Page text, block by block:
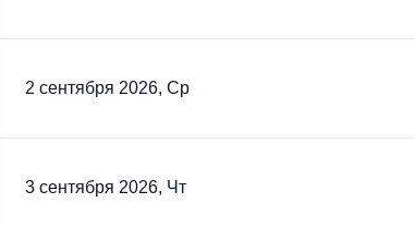
2 сентября 2026, Ср
3 сентября 2026, Чт